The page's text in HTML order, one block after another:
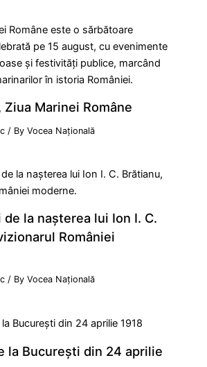
Ziua Marinei Române
/ ByVocea Națională
de la naşterea lui Ion I. C.
României
/ ByVocea Națională
la Bucureşti din 24 aprilie